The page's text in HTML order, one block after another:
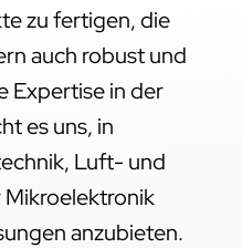
zu fertigen, die
auch robust und
Expertise in der
es uns, in
Luft- und
Mikroelektronik
anzubieten.